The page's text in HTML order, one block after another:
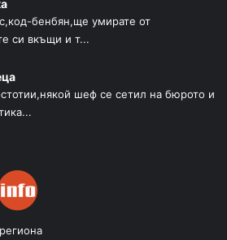
бенбян,ще умирате от
си вкъщи и т...
шеф се сетил на бюрото и